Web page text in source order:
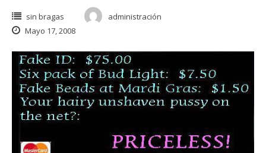
sin bragas
administración
Mayo 17, 2008